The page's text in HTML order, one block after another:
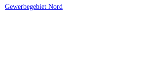
Gewerbegebiet Nord